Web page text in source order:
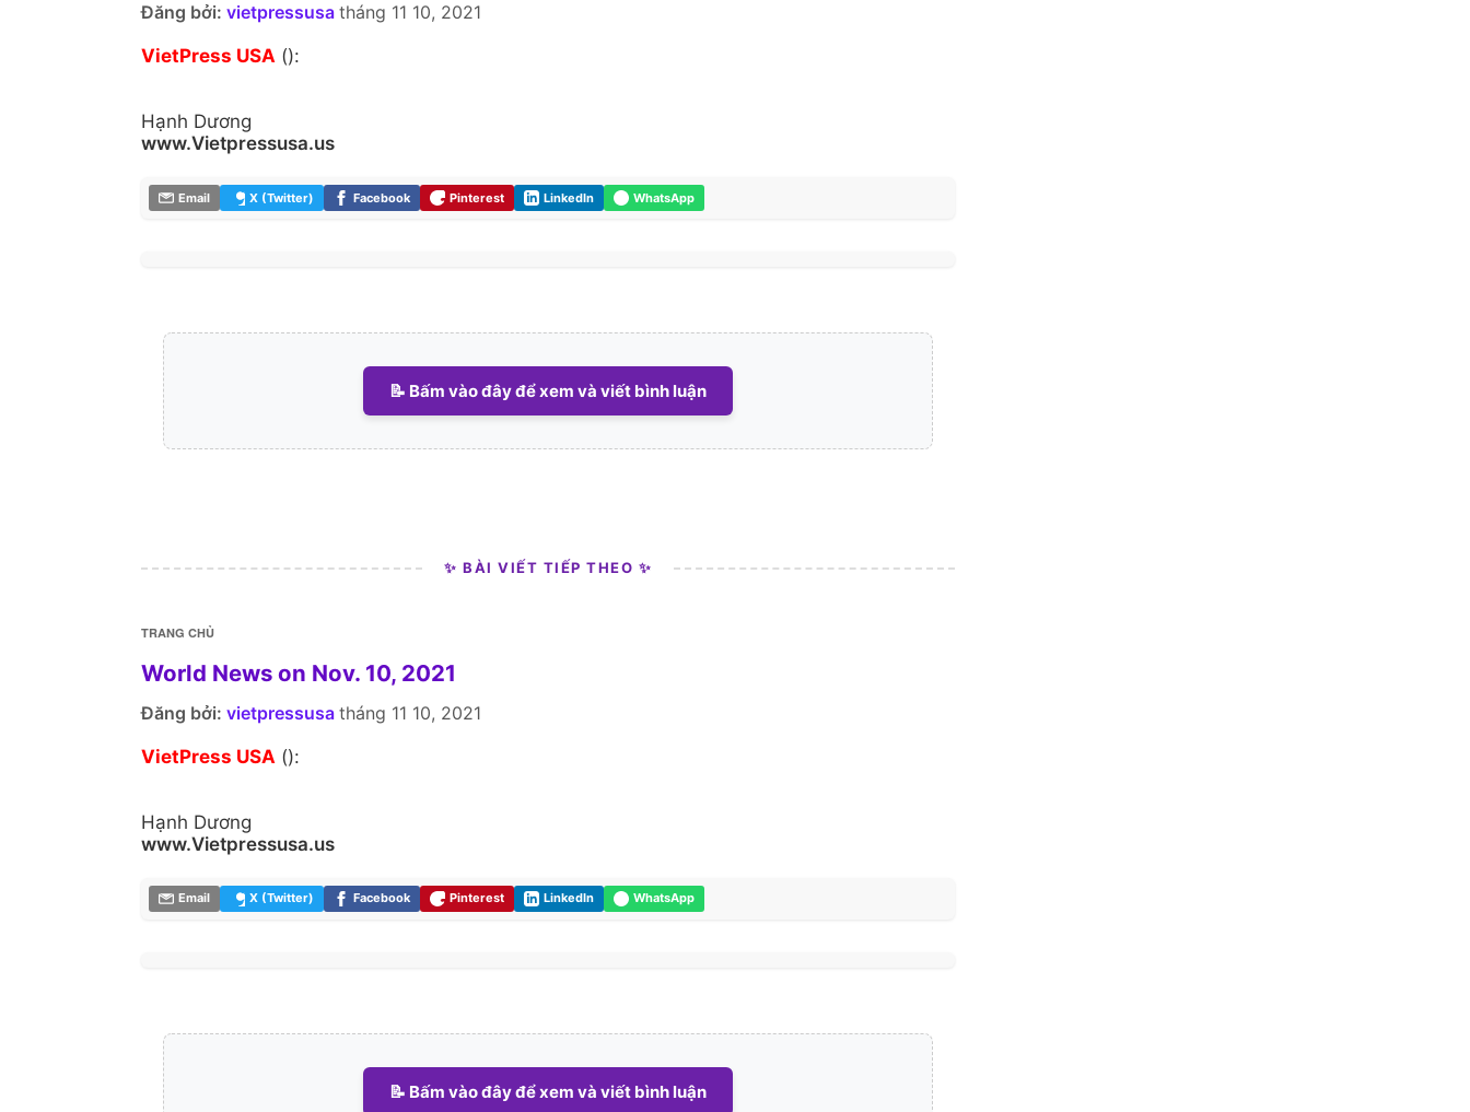
Đăng bởi: vietpressusa tháng 11 10, 2021
VietPress USA ():
Hạnh Dương
www.Vietpressusa.us
Email X (Twitter) Facebook Pinterest LinkedIn WhatsApp
📝 Bấm vào đây để xem và viết bình luận
✨ BÀI VIẾT TIẾP THEO ✨
TRANG CHỦ
World News on Nov. 10, 2021
Đăng bởi: vietpressusa tháng 11 10, 2021
VietPress USA ():
Hạnh Dương
www.Vietpressusa.us
Email X (Twitter) Facebook Pinterest LinkedIn WhatsApp
📝 Bấm vào đây để xem và viết bình luận